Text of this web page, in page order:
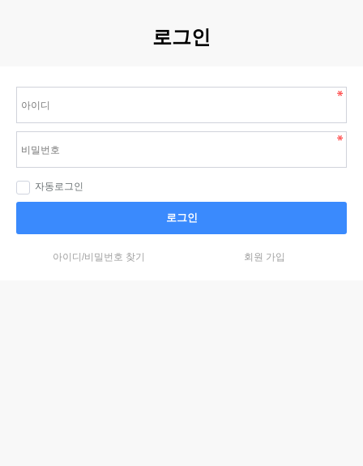
로그인
자동로그인
로그인
아이디/비밀번호 찾기 회원 가입